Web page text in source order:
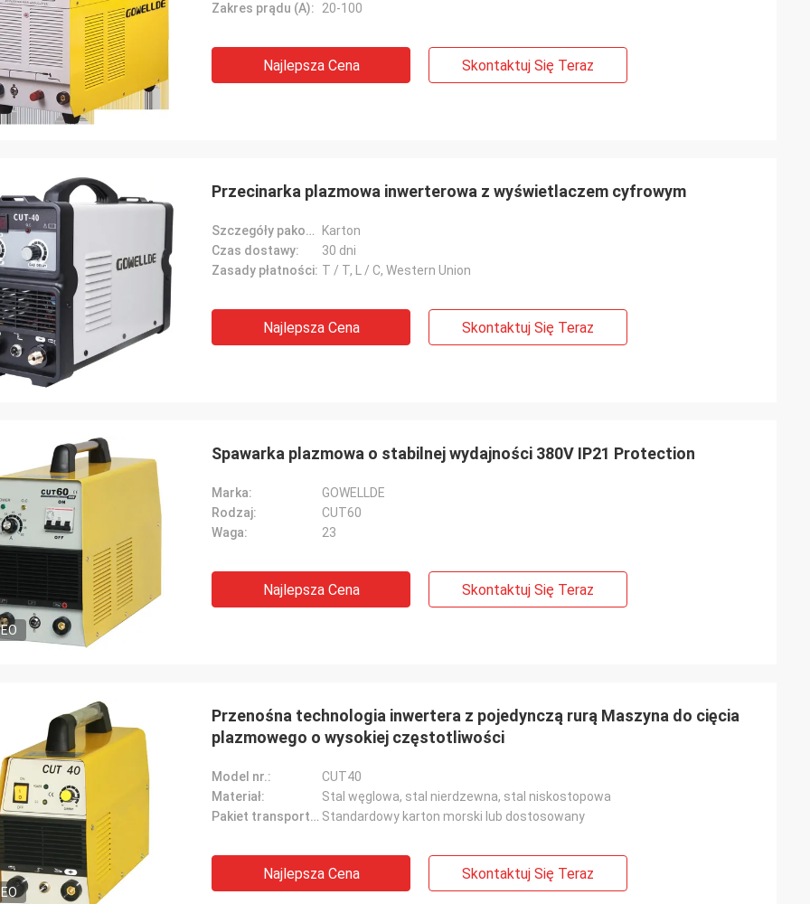
Zakres prądu (A):
20-100
Najlepsza Cena Skontaktuj Się Teraz
Przecinarka plazmowa inwerterowa z wyświetlaczem cyfrowym
Szczegóły pakowania:
Karton
Czas dostawy:
30 dni
Zasady płatności: T / T, L / C, Western Union
Najlepsza Cena Skontaktuj Się Teraz
Spawarka plazmowa o stabilnej wydajności 380V IP21 Protection
Marka:
GOWELLDE
Rodzaj:
CUT60
Waga:
23
Najlepsza Cena Skontaktuj Się Teraz
Przenośna technologia inwertera z pojedynczą rurą Maszyna do cięcia
plazmowego o wysokiej częstotliwości
Model nr.:
CUT40
Materiał:
Stal węglowa, stal nierdzewna, stal niskostopowa
Pakiet transportowy: Standardowy karton morski lub dostosowany
Najlepsza Cena Skontaktuj Się Teraz